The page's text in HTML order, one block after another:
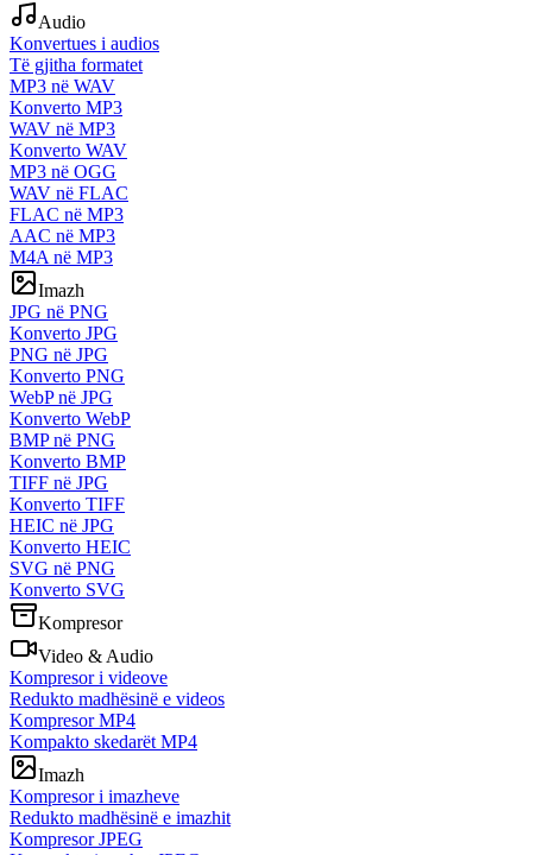
Audio
Konvertues i audios
Të gjitha formatet
MP3 në WAV
Konverto MP3
WAV në MP3
Konverto WAV
MP3 në OGG
WAV në FLAC
FLAC në MP3
AAC në MP3
M4A në MP3
Imazh
JPG në PNG
Konverto JPG
PNG në JPG
Konverto PNG
WebP në JPG
Konverto WebP
BMP në PNG
Konverto BMP
TIFF në JPG
Konverto TIFF
HEIC në JPG
Konverto HEIC
SVG në PNG
Konverto SVG
Kompresor
Video & Audio
Kompresor i videove
Redukto madhësinë e videos
Kompresor MP4
Kompakto skedarët MP4
Imazh
Kompresor i imazheve
Redukto madhësinë e imazhit
Kompresor JPEG